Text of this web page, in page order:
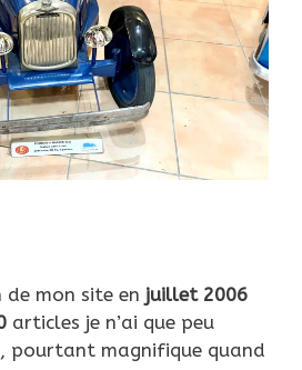
de mon site en juillet 2006
articles je n’ai que peu
pourtant magnifique quand